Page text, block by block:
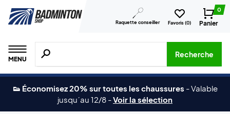
Raquette conseiller Favoris (0)
0
Panier
MENU
Recherche de produits, de marques, etc.
Recherche
👟 Économisez 20% sur toutes les chaussures -Valable
jusqu´au 12/8 -Voir la sélection